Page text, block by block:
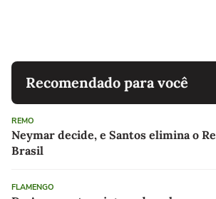
Recomendado para você
REMO
Neymar decide, e Santos elimina o
Brasil
FLAMENGO